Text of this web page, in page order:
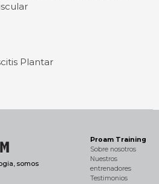
Plantar
somos
Proam Training
Sobre nosotros
Nuestros
entrenadores
Testimonios